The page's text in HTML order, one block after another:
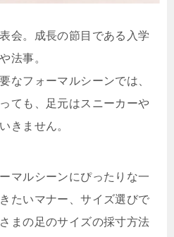
会。成長の節目である入学
法事。
なフォーマルシーンでは、
ても、足元はスニーカーや
きません。
マルシーンにぴったりな一
たいマナー、サイズ選びで
まの足のサイズの採寸方法